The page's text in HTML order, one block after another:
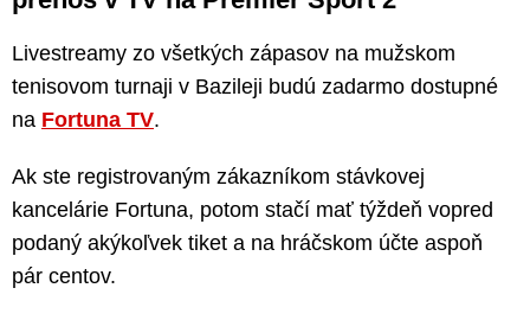
Livestreamy zo všetkých zápasov na mužskom
tenisovom turnaji v Bazileji budú zadarmo dostupné
na Fortuna TV.
Ak ste registrovaným zákazníkom stávkovej
kancelárie Fortuna, potom stačí mať týždeň vopred
podaný akýkoľvek tiket a na hráčskom účte aspoň
pár centov.